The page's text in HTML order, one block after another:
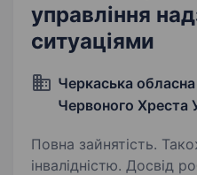
управління
ситуаціями
Черкаська обласна
Червоного Хреста
Повна зайнятість.
інвалідністю. Досвід